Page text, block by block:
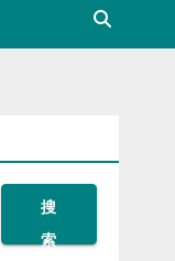
搜
索